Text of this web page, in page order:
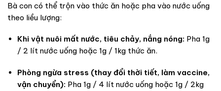
Bà con có thể trộn vào thức ăn hoặc pha vào nước uống
theo liều lượng:
Khi vật nuôi mất nước, tiêu chảy, nắng nóng: Pha 1g
/ 2 lít nước uống hoặc 1g / 1kg thức ăn.
Phòng ngừa stress (thay đổi thời tiết, làm vaccine,
vận chuyển): Pha 1g / 4 lít nước uống hoặc 1g / 2kg